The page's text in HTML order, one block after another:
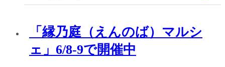
「縁乃庭（えんのば）マルシ
ェ」6/8-9で開催中